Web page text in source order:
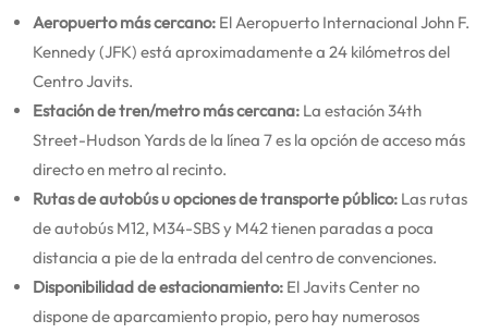
Aeropuerto más cercano: El Aeropuerto Internacional John F.
Kennedy (JFK) está aproximadamente a 24 kilómetros del
Centro Javits.
Estación de tren/metro más cercana: La estación 34th
Street-Hudson Yards de la línea 7 es la opción de acceso más
directo en metro al recinto.
Rutas de autobús u opciones de transporte público: Las rutas
de autobús M12, M34-SBS y M42 tienen paradas a poca
distancia a pie de la entrada del centro de convenciones.
Disponibilidad de estacionamiento: El Javits Center no
dispone de aparcamiento propio, pero hay numerosos